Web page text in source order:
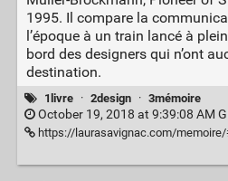
1995. Il compare la
l’époque à un train lancé à
bord des designers qui n’ont
destination.
1livre · 2design · 3mémoire
October 19, 2018 at 9:39:08 AM
https://laurasavignac.com/memoire/